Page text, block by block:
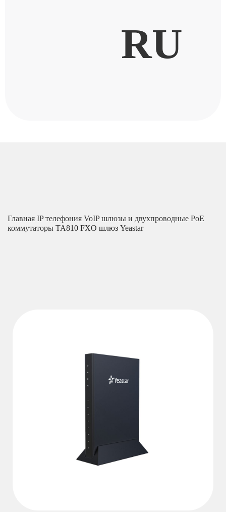
RU
Главная IP телефония VoIP шлюзы и двухпроводные PoE
коммутаторы TA810 FXO шлюз Yeastar